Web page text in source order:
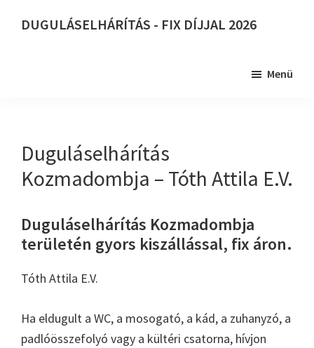
DUGULÁSELHÁRÍTÁS - FIX DÍJJAL 2026
Menü
Duguláselhárítás
Kozmadombja – Tóth Attila E.V.
Duguláselhárítás Kozmadombja
területén gyors kiszállással, fix áron.
Tóth Attila E.V.
Ha eldugult a WC, a mosogató, a kád, a zuhanyzó, a
padlóösszefolyó vagy a kültéri csatorna, hívjon